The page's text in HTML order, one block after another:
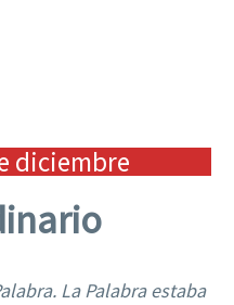
diciembre
La Palabra estaba